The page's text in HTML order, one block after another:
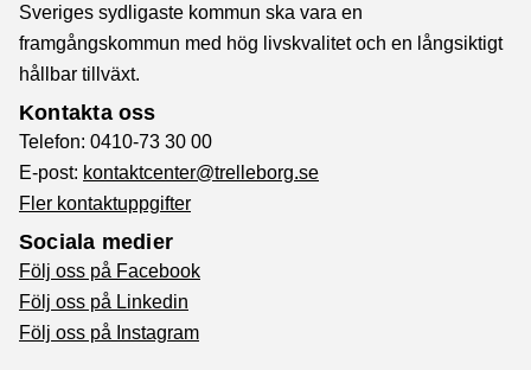
Sveriges sydligaste kommun ska vara en
framgångskommun med hög livskvalitet och en långsiktigt
hållbar tillväxt.
Kontakta oss
Telefon: 0410-73 30 00
E-post: kontaktcenter@trelleborg.se
Fler kontaktuppgifter
Sociala medier
Följ oss på Facebook
Följ oss på Linkedin
Följ oss på Instagram